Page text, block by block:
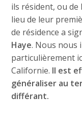
ils résident, ou de
lieu de leur
de résidence a
Haye. Nous nous
particulièrement
Californie. Il est
généraliser au
différant.